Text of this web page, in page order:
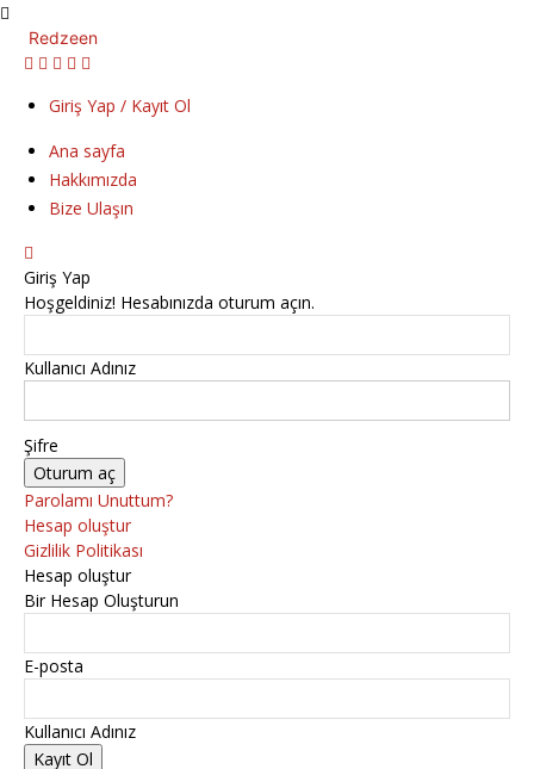
Redzeen
Giriş Yap / Kayıt Ol
Ana sayfa
Hakkımızda
Bize Ulaşın
Giriş Yap
Hoşgeldiniz! Hesabınızda oturum açın.
Kullanıcı Adınız
Şifre
Parolamı Unuttum?
Hesap oluştur
Gizlilik Politikası
Hesap oluştur
Bir Hesap Oluşturun
E-posta
Kullanıcı Adınız